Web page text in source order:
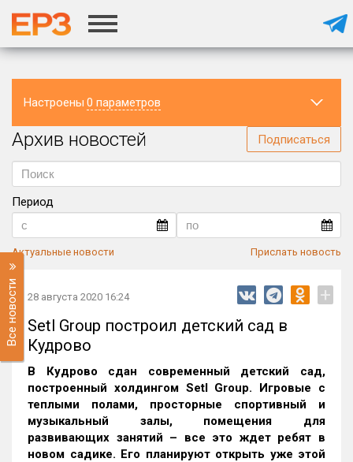
Настроены 0 параметров
Регион
Архив новостей Подписаться
Период
Актуальные новости Прислать новость
Все новости 28 августа 2020 16:24 +
Setl Group построил детский сад в
Кудрово
В Кудрово сдан современный детский сад,
построенный холдингом Setl Group. Игровые с
теплыми полами, просторные спортивный и
музыкальный залы, помещения для
развивающих занятий – все это ждет ребят в
новом садике. Его планируют открыть уже этой